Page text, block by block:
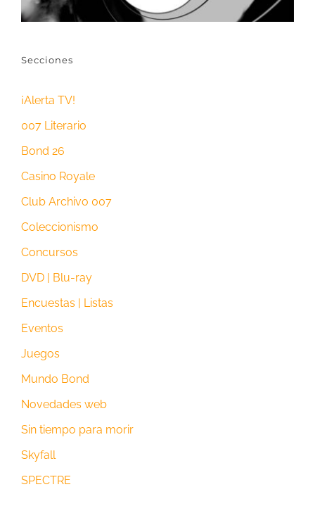
Secciones
¡Alerta TV!
007 Literario
Bond 26
Casino Royale
Club Archivo 007
Coleccionismo
Concursos
DVD | Blu-ray
Encuestas | Listas
Eventos
Juegos
Mundo Bond
Novedades web
Sin tiempo para morir
Skyfall
SPECTRE